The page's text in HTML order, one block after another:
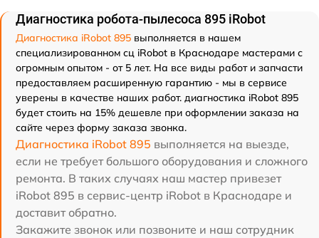
Диагностика робота-пылесоса 895 iRobot
Диагностика iRobot 895 выполняется в нашем
специализированном сц iRobot в Краснодаре мастерами с
огромным опытом - от 5 лет. На все виды работ и запчасти
предоставляем расширенную гарантию - мы в сервисе
уверены в качестве наших работ. диагностика iRobot 895
будет стоить на 15% дешевле при оформлении заказа на
сайте через форму заказа звонка.
Диагностика iRobot 895 выполняется на выезде,
если не требует большого оборудования и сложного
ремонта. В таких случаях наш мастер привезет
iRobot 895 в сервис-центр iRobot в Краснодаре и
доставит обратно.
Закажите звонок или позвоните и наш сотрудник